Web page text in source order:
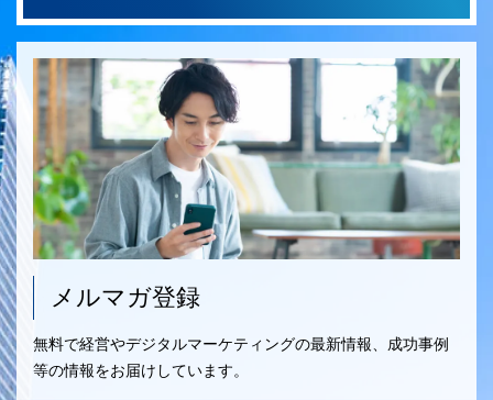
メルマガ登録
無料で経営やデジタルマーケティングの最新情報、成功事例
等の情報をお届けしています。